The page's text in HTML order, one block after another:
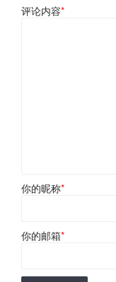
评论内容*
你的昵称*
你的邮箱*